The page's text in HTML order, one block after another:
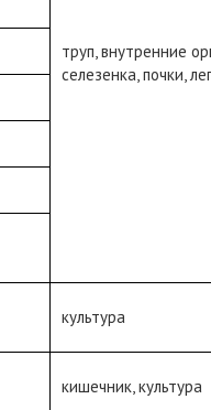
труп, внутренние
селезенка, почки,
культура
кишечник, культура